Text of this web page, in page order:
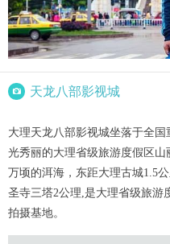
 天龙八部影视城
大理天龙八部影视城坐落于全
光秀丽的大理省级旅游度假区
万顷的洱海，东距大理古城1.5
圣寺三塔2公理,是大理省级旅游
拍摄基地。